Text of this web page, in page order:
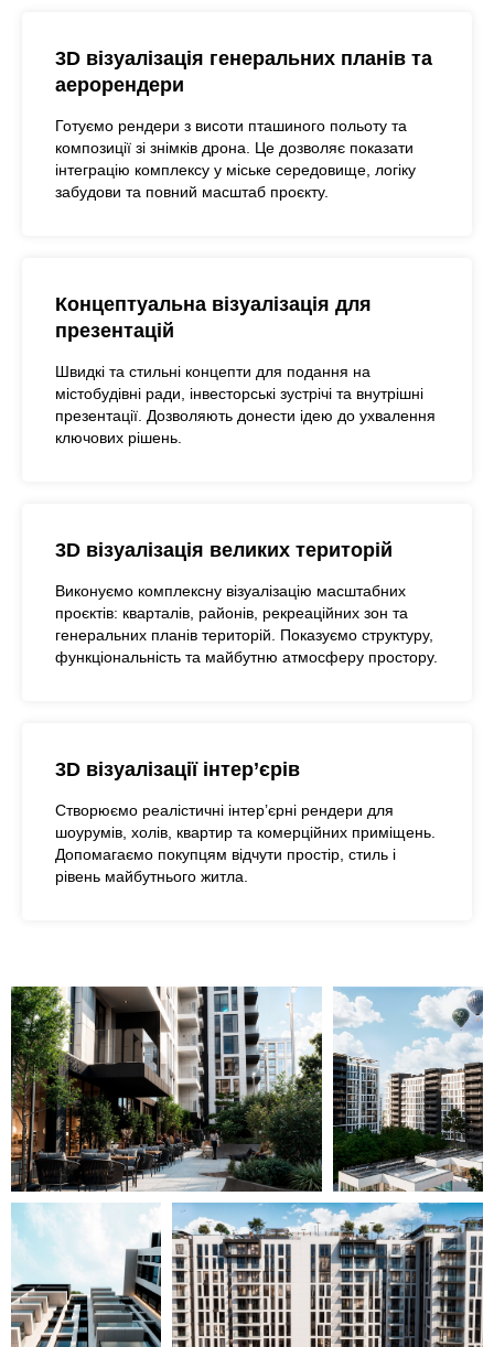
3D візуалізація генеральних планів та
аерорендери
Готуємо рендери з висоти пташиного польоту та
композиції зі знімків дрона. Це дозволяє показати
інтеграцію комплексу у міське середовище, логіку
забудови та повний масштaб проєкту.
Концептуальна візуалізація для
презентацій
Швидкі та стильні концепти для подання на
містобудівні ради, інвесторські зустрічі та внутрішні
презентації. Дозволяють донести ідею до ухвалення
ключових рішень.
3D візуалізація великих територій
Виконуємо комплексну візуалізацію масштабних
проєктів: кварталів, районів, рекреаційних зон та
генеральних планів територій. Показуємо структуру,
функціональність та майбутню атмосферу простору.
3D візуалізації інтер’єрів
Створюємо реалістичні інтер’єрні рендери для
шоурумів, холів, квартир та комерційних приміщень.
Допомагаємо покупцям відчути простір, стиль і
рівень майбутнього житла.